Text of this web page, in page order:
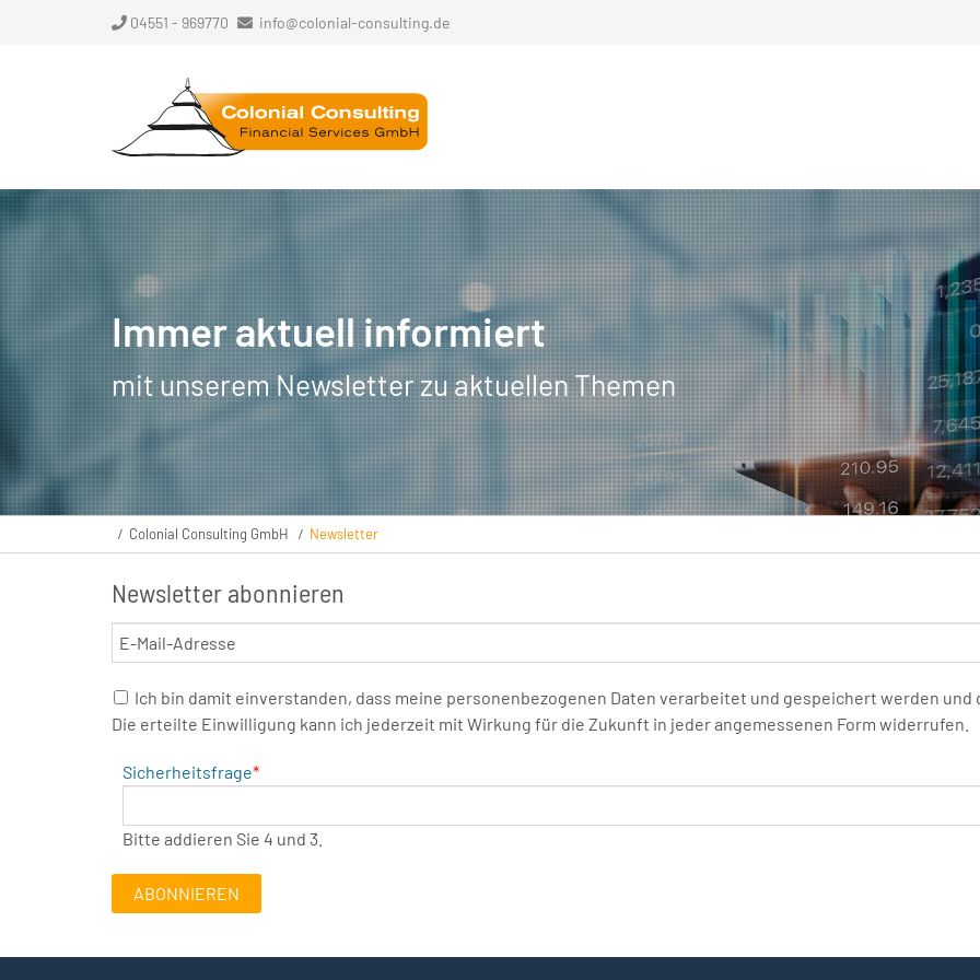
04551 - 969770 info@colonial-consulting.de
Immer aktuell informiert
mit unserem Newsletter zu aktuellen Themen
Colonial Consulting GmbH Newsletter
Newsletter abonnieren
E-
Mail-
Adresse
Ich bin damit einverstanden, dass meine personenbezogenen Daten verarbeitet und gespeichert werden und
Die erteilte Einwilligung kann ich jederzeit mit Wirkung für die Zukunft in jeder angemessenen Form widerrufen.
Pflichtfeld
Sicherheitsfrage*
Bitte addieren Sie 4 und 3.
ABONNIEREN